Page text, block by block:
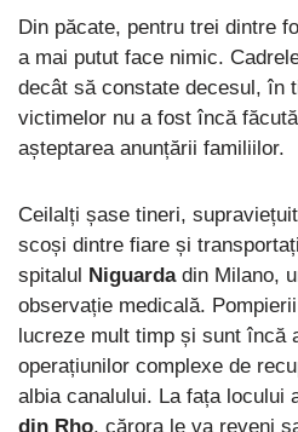
Din păcate, pentru trei dintre
a mai putut face nimic.
decât să constate decesul, în
victimelor nu a fost încă
așteptarea anunțării familiilor.
Ceilalți șase tineri,
scoși dintre fiare și
spitalul Niguardadin Milano,
observație medicală.
lucreze mult timp și sunt încă
operațiunilor complexe de
albia canalului. La fața locului
din Rho, cărora le va reveni